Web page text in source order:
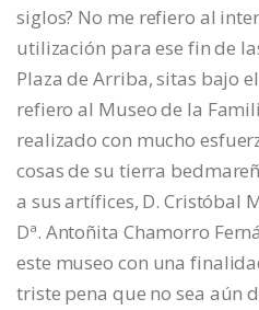
siglos? No me refiero al
utilización para ese fin de
Plaza de Arriba, sitas bajo
refiero al Museo de la
realizado con mucho
cosas de su tierra
a sus artífices, D. Cristóbal
Dª. Antoñita Chamorro
este museo con una
triste pena que no sea aún